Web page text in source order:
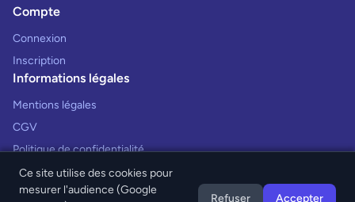
Compte
Connexion
Inscription
Informations légales
Mentions légales
CGV
Politique de confidentialité
Ce site utilise des cookies pour
mesurer l'audience (Google
Refuser Accepter